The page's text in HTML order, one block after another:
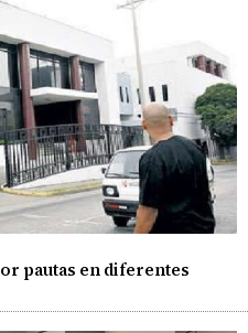
pautas en diferentes